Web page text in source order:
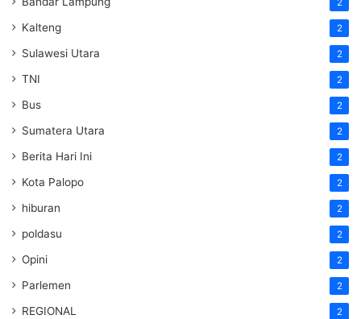
2
Kalteng 2
Sulawesi Utara 2
TNI 2
Bus 2
Sumatera Utara 2
Berita Hari Ini 2
Kota Palopo 2
hiburan 2
poldasu 2
Opini 2
Parlemen 2
REGIONAL 2